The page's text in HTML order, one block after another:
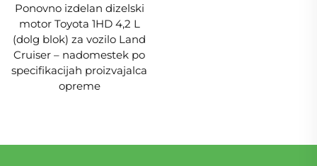
Ponovno izdelan dizelski
motor Toyota 1HD 4,2 L
(dolg blok) za vozilo Land
Cruiser – nadomestek po
specifikacijah proizvajalca
opreme